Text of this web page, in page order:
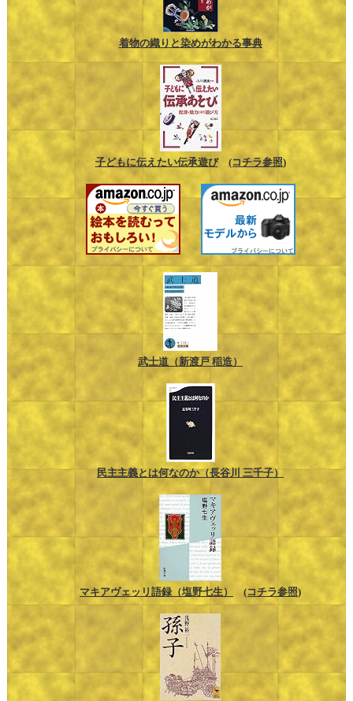
着物の織りと染めがわかる事典
子どもに伝えたい伝承遊び (コチラ参照)
武士道（新渡戸 稲造）
民主主義とは何なのか（長谷川 三千子）
マキアヴェッリ語録（塩野七生） (コチラ参照)